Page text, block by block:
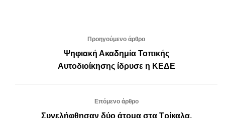
Προηγούμενο άρθρο
Ψηφιακή Ακαδημία Τοπικής
Αυτοδιοίκησης ίδρυσε η ΚΕΔΕ
Επόμενο άρθρο
Συνελήφθησαν δύο άτομα στα Τρίκαλα,